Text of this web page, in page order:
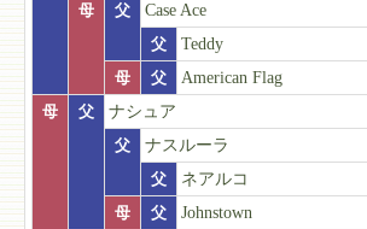
母
父
Case Ace
父
Teddy
母
父
American Flag
母
父
ナシュア
父
ナスルーラ
父
ネアルコ
母
父
Johnstown